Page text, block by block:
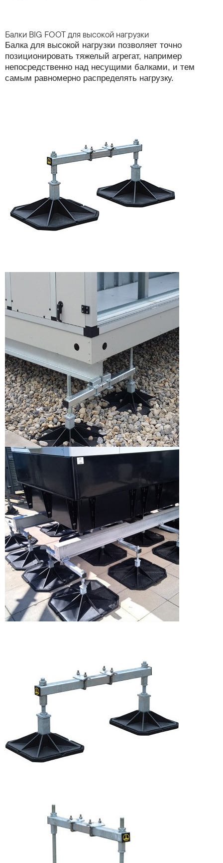
Балки BIG FOOT для высокой нагрузки
Балка для высокой нагрузки позволяет точно
позиционировать тяжелый агрегат, например
непосредственно над несущими балками, и тем
самым равномерно распределять нагрузку.